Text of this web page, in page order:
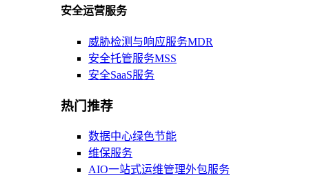
安全运营服务
威胁检测与响应服务MDR
安全托管服务MSS
安全SaaS服务
热门推荐
数据中心绿色节能
维保服务
AIO一站式运维管理外包服务